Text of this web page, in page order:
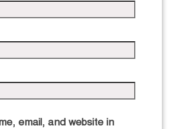
email, and website in